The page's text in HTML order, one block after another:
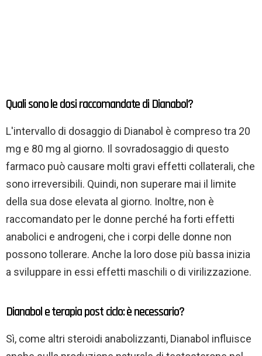
Quali sono le dosi raccomandate di Dianabol?
L'intervallo di dosaggio di Dianabol è compreso tra 20
mg e 80 mg al giorno. Il sovradosaggio di questo
farmaco può causare molti gravi effetti collaterali, che
sono irreversibili. Quindi, non superare mai il limite
della sua dose elevata al giorno. Inoltre, non è
raccomandato per le donne perché ha forti effetti
anabolici e androgeni, che i corpi delle donne non
possono tollerare. Anche la loro dose più bassa inizia
a sviluppare in essi effetti maschili o di virilizzazione.
Dianabol e terapia post ciclo: è necessario?
Sì, come altri steroidi anabolizzanti, Dianabol influisce